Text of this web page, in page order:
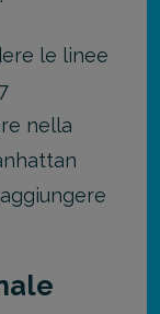
le linee
nella